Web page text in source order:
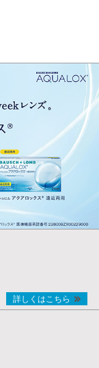
詳しくはこちら